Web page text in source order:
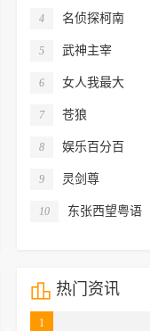
4 名侦探柯南
5 武神主宰
6 女人我最大
7 苍狼
8 娱乐百分百
9 灵剑尊
10 东张西望粤语
 热门资讯
1